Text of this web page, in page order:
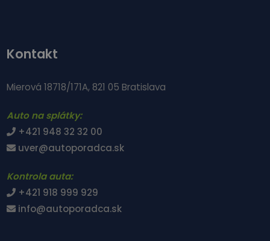
Kontakt
Mierová 18718/171A, 821 05 Bratislava
Auto na splátky:
+421 948 32 32 00
uver@autoporadca.sk
Kontrola auta:
+421 918 999 929
info@autoporadca.sk